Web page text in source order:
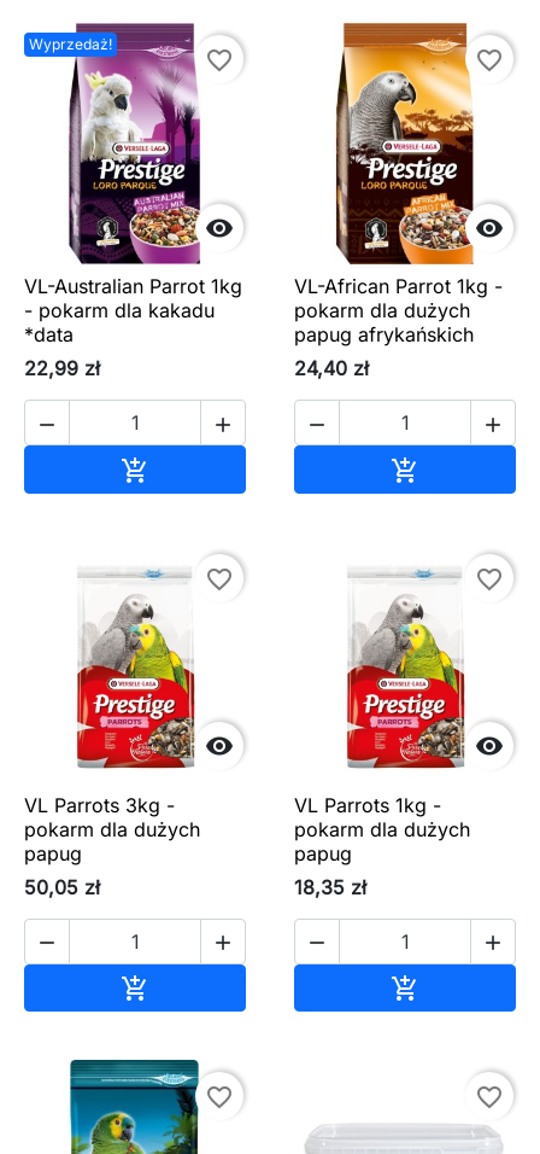
Wyprzedaż!

favorite_border
VL-Australian Parrot 1kg
- pokarm dla kakadu
*data
22,99 zł
 


favorite_border
VL-African Parrot 1kg -
pokarm dla dużych
papug afrykańskich
24,40 zł
 


favorite_border
VL Parrots 3kg -
pokarm dla dużych
papug
50,05 zł
 


favorite_border
VL Parrots 1kg -
pokarm dla dużych
papug
18,35 zł
 

favorite_border favorite_border